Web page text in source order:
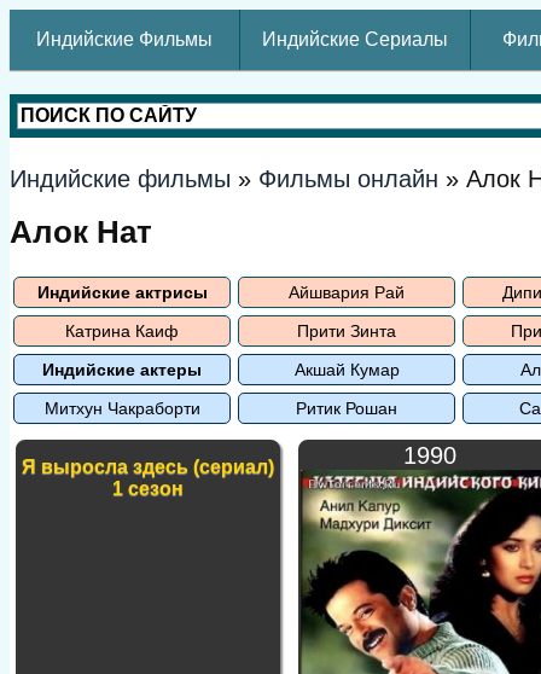
Индийские Фильмы Индийские Сериалы
Индийские фильмы » Фильмы онлайн » Алок
Алок Нат
Индийские актрисы Айшвария Рай
Катрина Каиф
Прити Зинта
Индийские актеры
Акшай Кумар
Митхун Чакраборти
Ритик Рошан
Я выросла здесь (сериал)
1 сезон
1990